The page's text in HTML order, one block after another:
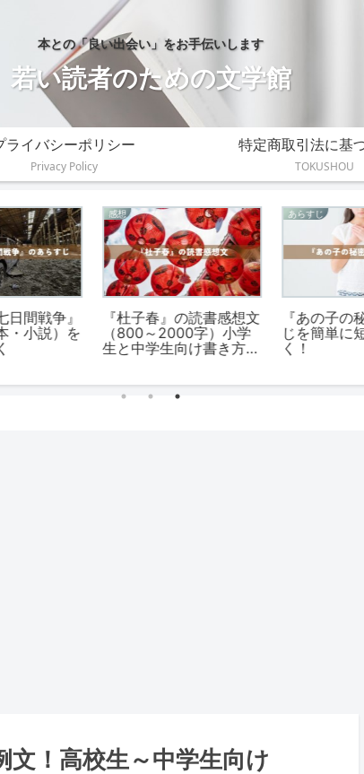
本との「良い出会い」をお手伝いします
若い読者のための文学館
ライバシーポリシー
Privacy Policy
特定商取引法に基
TOKUSHOU
ンタルロボット』読
想文の書き方と例文
感想
『一瞬を生きる君を、僕
は永遠に忘れない』読書
感想文の書き方
感想
『
鬱
文！高校生～中学生向け